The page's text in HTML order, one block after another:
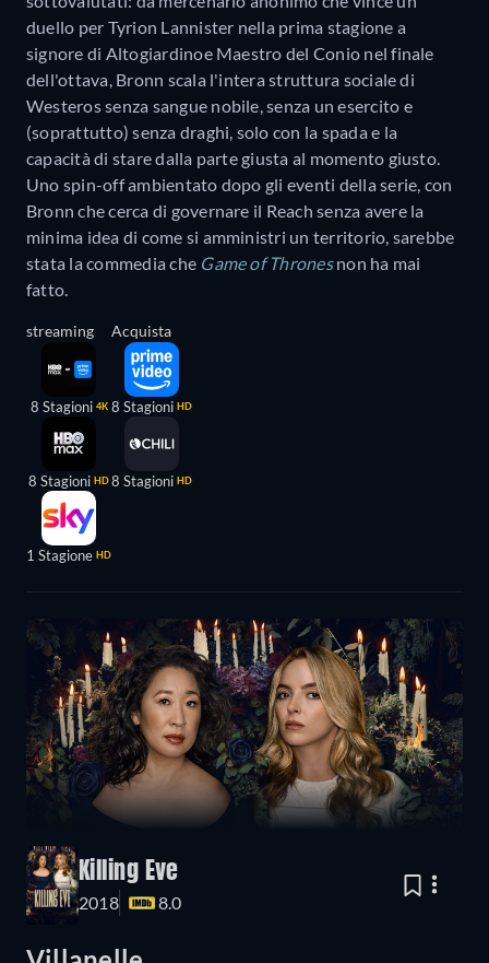
duello per Tyrion Lannister nella prima stagione a
signore di Altogiardinoe Maestro del Conio nel finale
dell'ottava, Bronn scala l'intera struttura sociale di
Westeros senza sangue nobile, senza un esercito e
(soprattutto) senza draghi, solo con la spada e la
capacità di stare dalla parte giusta al momento giusto.
Uno spin-off ambientato dopo gli eventi della serie, con
Bronn che cerca di governare il Reach senza avere la
minima idea di come si amministri un territorio, sarebbe
stata la commedia che Game of Thronesnon ha mai
fatto.
streaming
8 Stagioni 4K
8 Stagioni HD
1 Stagione HD
Acquista
8 Stagioni HD
8 Stagioni HD
Killing Eve
2018 8.0